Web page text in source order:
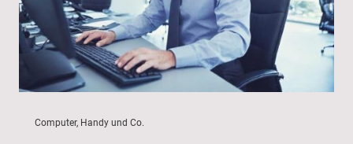
Computer, Handy und Co.